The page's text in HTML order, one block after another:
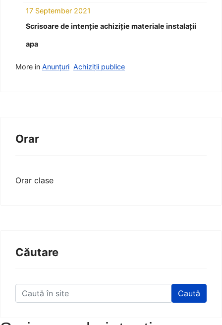
17 September 2021
Scrisoare de intenție achiziție materiale instalații
apa
More in Anunțuri Achiziții publice
Orar
Orar clase
Căutare
Caută